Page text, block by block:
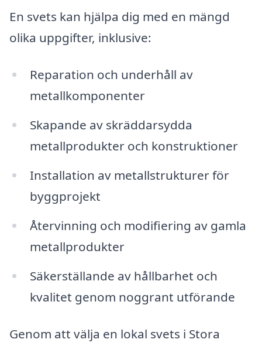
En svets kan hjälpa dig med en mängd
olika uppgifter, inklusive:
Reparation och underhåll av
metallkomponenter
Skapande av skräddarsydda
metallprodukter och konstruktioner
Installation av metallstrukturer för
byggprojekt
Återvinning och modifiering av gamla
metallprodukter
Säkerställande av hållbarhet och
kvalitet genom noggrant utförande
Genom att välja en lokal svets i Stora